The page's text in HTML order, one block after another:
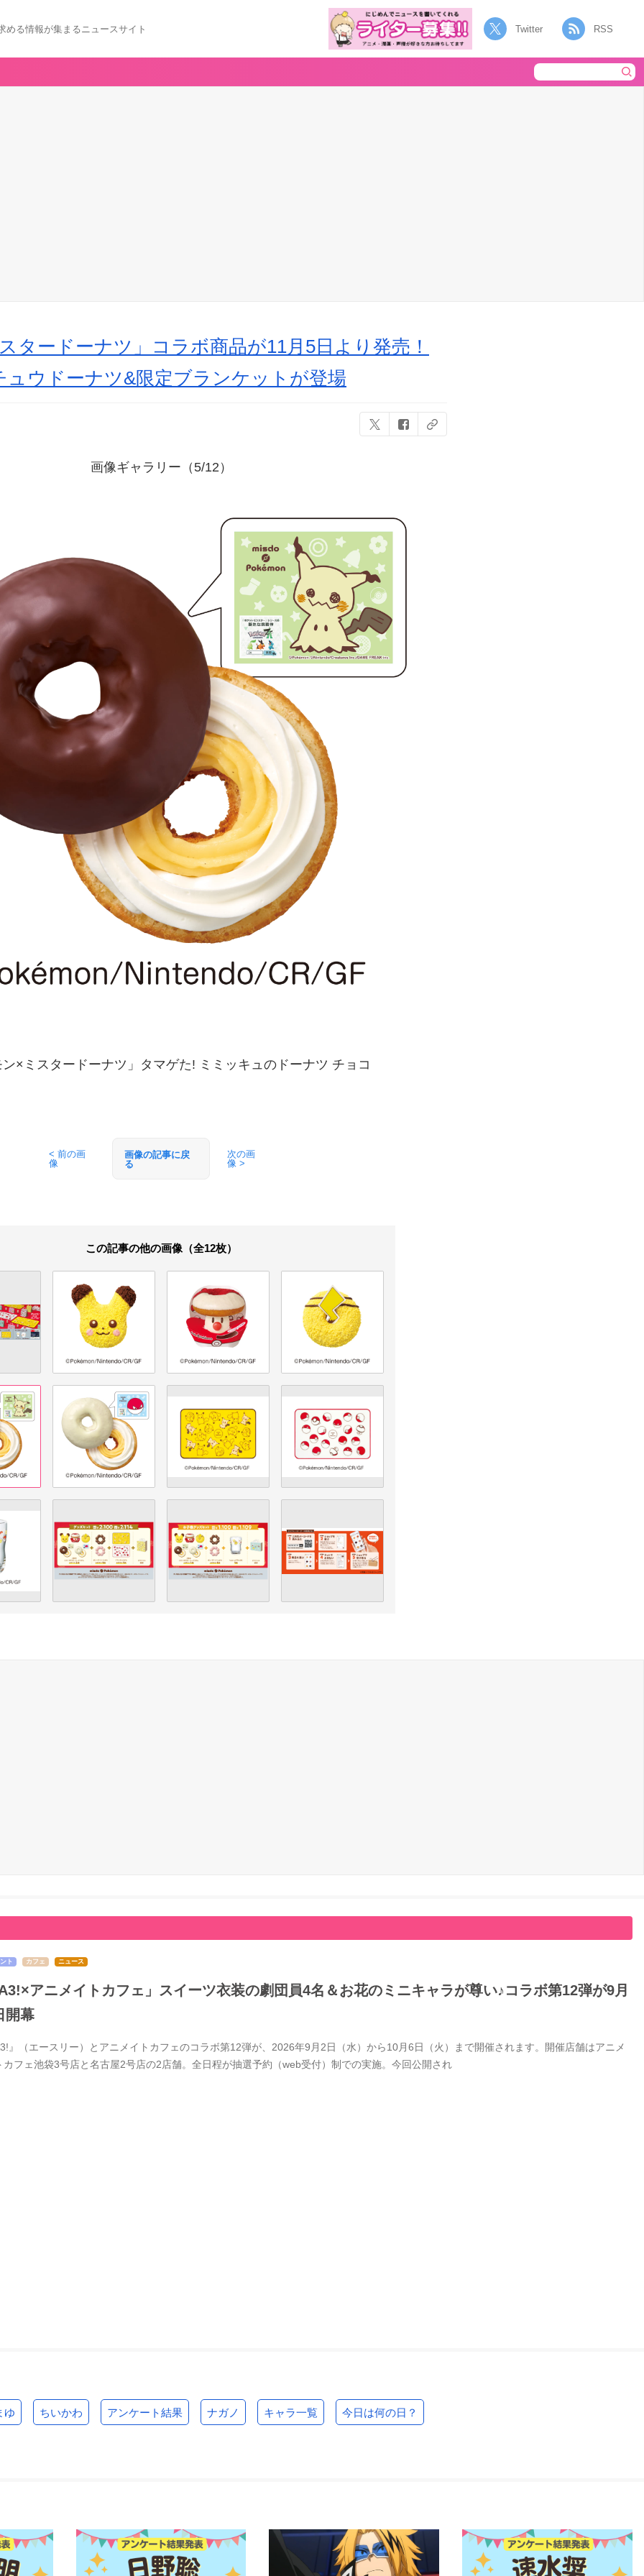
める情報が集まるニュースサイト Twitter RSS
タードーナツ」コラボ商品が11月5日より発売！
ウドーナツ&限定ブランケットが登場
画像ギャラリー（5/12）
×ミスタードーナツ」タマゲた! ミミッキュのドーナツ チョコ
< 前の画
像
画像の記事に戻
る
次の画
像 >
この記事の他の画像（全12枚）
ト カフェ ニュース
アニメイトカフェ」スイーツ衣装の劇団員4名＆お花のミニキャラが尊い♪コラボ第12弾が9月
開幕
』（エースリー）とアニメイトカフェのコラボ第12弾が、2026年9月2日（水）から10月6日（火）まで開催されます。開催店舗はアニメ
カフェ池袋3号店と名古屋2号店の2店舗。全日程が抽選予約（web受付）制での実施。今回公開され
ゆ ちいかわ アンケート結果 ナガノ キャラ一覧 今日は何の日？